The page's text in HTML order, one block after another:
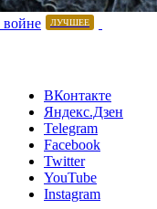
ЛУЧШЕЕ
ВКонтакте
Яндекс.Дзен
Telegram
Facebook
Twitter
YouTube
Instagram